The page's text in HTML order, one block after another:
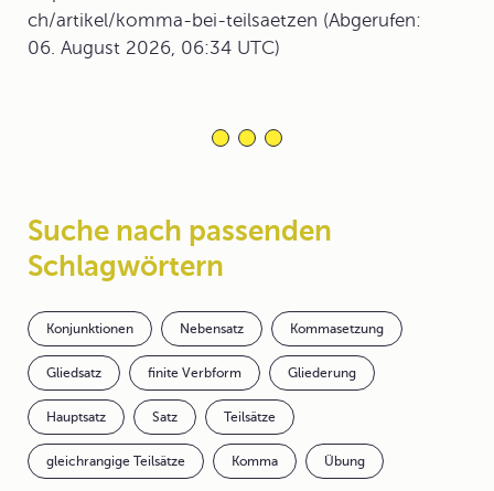
ch/artikel/komma-bei-teilsaetzen (Abgerufen:
06. August 2026, 06:34 UTC)
Suche nach passenden
Schlagwörtern
Konjunktionen Nebensatz Kommasetzung
Gliedsatz finite Verbform Gliederung
Hauptsatz Satz Teilsätze
gleichrangige Teilsätze Komma Übung